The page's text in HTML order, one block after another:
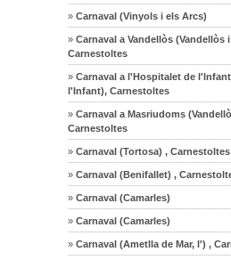
» Carnaval (Vinyols i els Arcs)
» Carnaval a Vandellòs
Carnestoltes
» Carnaval a l'Hospitalet de
l'Infant), Carnestoltes
» Carnaval a Masriudoms
Carnestoltes
» Carnaval (Tortosa) , Carnestoltes
» Carnaval (Benifallet) ,
» Carnaval (Camarles)
» Carnaval (Camarles)
» Carnaval (Ametlla de Mar, l') ,